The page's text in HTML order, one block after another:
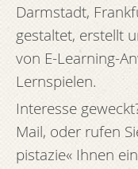
Darmstadt,
gestaltet, erstellt
von E-Learning-
Lernspielen.
Interesse
Mail, oder rufen
pistazie« Ihnen